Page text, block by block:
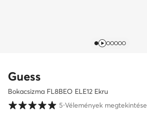
Guess
Bokacsizma FL8BEO ELE12 Ekru
Vásárlói értékelések 1-5 skálán
5⋅Vélemények megtekintése